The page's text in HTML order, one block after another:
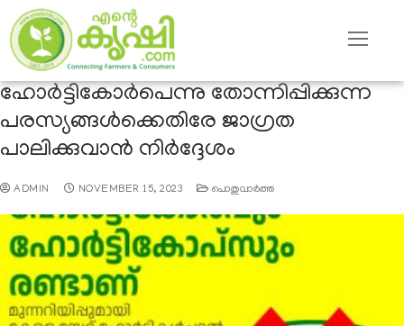
ഹോര്‍ട്ടികോർപെന്നു തോന്നിപ്പിക്കുന്ന
പരസ്യങ്ങള്‍ക്കെതിരേ ജാഗ്രത
പാലിക്കുവാന്‍ നിര്‍ദ്ദേശം
ADMIN NOVEMBER 15, 2023 പൊതുവാര്‍ത്ത